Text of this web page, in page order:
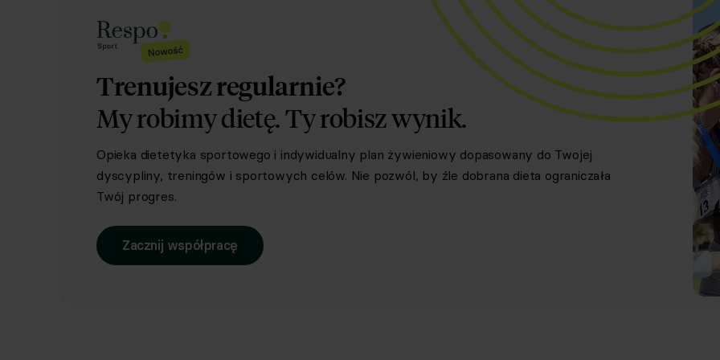
Trenujesz regularnie?
My robimy dietę.Ty robisz wynik.
Opieka dietetyka sportowego i indywidualny plan żywieniowy dopasowany do Twojej
dyscypliny, treningów i sportowych celów. Nie pozwól, by źle dobrana dieta ograniczała
Twój progres.
Zacznij współpracę